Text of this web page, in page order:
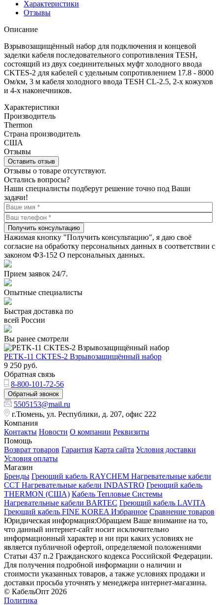
Характеристики
Отзывы
Описание
Взрывозащищённый набор для подключения и концевой
заделки кабеля последовательного сопротивления TESH,
состоящий из двух соединительных муфт холодного ввода
CKTES-2 для кабелей с удельным сопротивлением 17.8 - 8000
Ом/км, 3 м кабеля холодного ввода TESH CL-2.5, 2-х кожухов
и 4-х наконечников.
Характеристики
Производитель
Thermon
Страна производитель
США
Отзывы
Оставить отзыв
Отзывы о товаре отсутствуют.
Остались вопросы?
Наши специалисты подберут решение точно под Ваши
задачи!
Получить консультацию
Нажимая кнопку "Получить консультацию", я даю своё
согласие на обработку персональных данных в соответствии с
законом ФЗ-152 О персональных данных.
Прием заявок 24/7.
Опытные специалисты
Быстрая доставка по
всей России
Вы ранее смотрели
PETK-11 CKTES-2 Взрывозащищённый набор
9 250 руб.
Обратная связь
8-800-101-72-56
Обратный звонок
5505153@mail.ru
г.Тюмень, ул. Республики, д. 207, офис 222
Компания
Контакты Новости О компании Реквизиты
Помощь
Возврат товаров Гарантия Карта сайта Условия доставки
Условия оплаты
Магазин
Бренды Греющий кабель RAYCHEM Нагревательные кабели
ССТ Нагревательные кабели INDASTRO Греющий кабель
THERMON (США) Кабель Тепловые Системы
Нагревательные кабели BARTEC Греющий кабель LAVITA
Греющий кабель FINE KOREA Избранное Сравнение товаров
Юридическая информация:Обращаем Ваше внимание на то,
что данный интернет-сайт носит исключительно
информационный характер и ни при каких условиях не
является публичной офертой, определяемой положениями
Статьи 437 п.2 Гражданского кодекса Российской Федерации.
Для получения подробной информации о наличии и
стоимости указанных товаров, а также условиях продажи и
доставки просьба уточнять у менеджера интернет-магазина.
© КабельОпт 2026
Политика